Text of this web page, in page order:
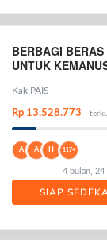
BERBAGI BERAS
UNTUK
Kak PAIS
Rp 13.528.773
A A H 117+
4 bulan, 24
SIAP